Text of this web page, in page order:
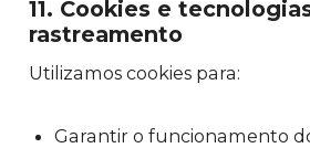
11. Cookies e
rastreamento
Utilizamos cookies para:
Garantir o funcionamento